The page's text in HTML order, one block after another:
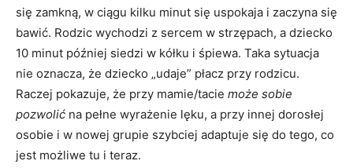
się zamkną, w ciągu kilku minut się uspokaja i zaczyna się
bawić. Rodzic wychodzi z sercem w strzępach, a dziecko
10 minut później siedzi w kółku i śpiewa. Taka sytuacja
nie oznacza, że dziecko „udaje” płacz przy rodzicu.
Raczej pokazuje, że przy mamie/tacie może sobie
pozwolić na pełne wyrażenie lęku, a przy innej dorosłej
osobie i w nowej grupie szybciej adaptuje się do tego, co
jest możliwe tu i teraz.